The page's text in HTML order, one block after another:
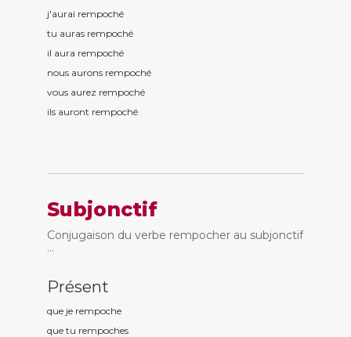
j'aurai rempoché
tu auras rempoché
il aura rempoché
nous aurons rempoché
vous aurez rempoché
ils auront rempoché
Subjonctif
Conjugaison du verbe rempocher au subjonctif
...
Présent
que je rempoche
que tu rempoches